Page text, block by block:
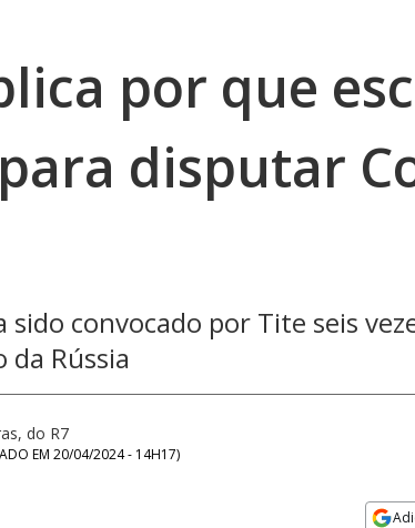
por que
disputar
sido convocado por Tite seis
da Rússia
do R7
EM 20/04/2024 - 14H17)